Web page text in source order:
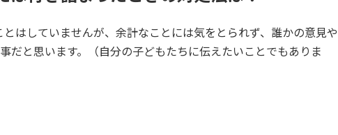
はしていませんが、余計なことには気をとられず、誰かの意見や
だと思います。（自分の子どもたちに伝えたいことでもありま